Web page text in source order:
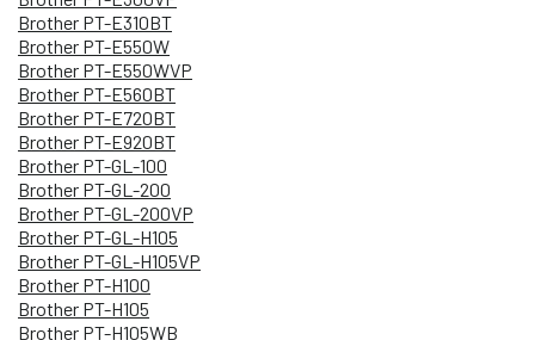
Brother PT-E310BT
Brother PT-E550W
Brother PT-E550WVP
Brother PT-E560BT
Brother PT-E720BT
Brother PT-E920BT
Brother PT-GL-100
Brother PT-GL-200
Brother PT-GL-200VP
Brother PT-GL-H105
Brother PT-GL-H105VP
Brother PT-H100
Brother PT-H105
Brother PT-H105WB